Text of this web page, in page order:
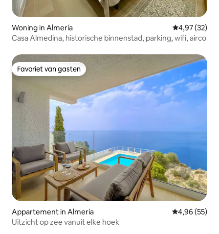
Woning in Almería Gemiddelde
4,97 (32)
Casa Almedina, historische binnenstad, parking, wifi, airco
Favoriet van gasten
Favoriet van gasten
Appartement in Almería Gemiddelde
4,96 (55)
Uitzicht op zee vanuit elke hoek